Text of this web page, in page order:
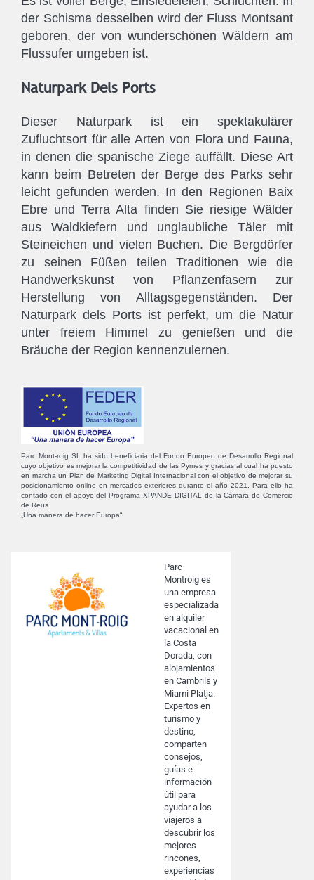
der Schisma desselben wird der Fluss Montsant
geboren, der von wunderschönen Wäldern am
Flussufer umgeben ist.
Naturpark Dels Ports
Dieser Naturpark ist ein spektakulärer
Zufluchtsort für alle Arten von Flora und Fauna,
in denen die spanische Ziege auffällt. Diese Art
kann beim Betreten der Berge des Parks sehr
leicht gefunden werden. In den Regionen Baix
Ebre und Terra Alta finden Sie riesige Wälder
aus Waldkiefern und unglaubliche Täler mit
Steineichen und vielen Buchen. Die Bergdörfer
zu seinen Füßen teilen Traditionen wie die
Handwerkskunst von Pflanzenfasern zur
Herstellung von Alltagsgegenständen. Der
Naturpark dels Ports ist perfekt, um die Natur
unter freiem Himmel zu genießen und die
Bräuche der Region kennenzulernen.
Parc Mont-roig SL ha sido beneficiaria del Fondo Europeo de Desarrollo Regional
cuyo objetivo es mejorar la competitividad de las Pymes y gracias al cual ha puesto
en marcha un Plan de Marketing Digital Internacional con el objetivo de mejorar su
posicionamiento online en mercados exteriores durante el año 2021. Para ello ha
contado con el apoyo del Programa XPANDE DIGITAL de la Cámara de Comercio
de Reus.
„Una manera de hacer Europa“.
Parc
Montroig es
una empresa
especializada
en alquiler
vacacional en
la Costa
Dorada, con
alojamientos
en Cambrils y
Miami Platja.
Expertos en
turismo y
destino,
comparten
consejos,
guías e
información
útil para
ayudar a los
viajeros a
descubrir los
mejores
rincones,
experiencias